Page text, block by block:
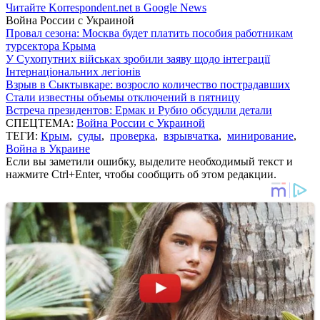
Читайте Korrespondent.net в Google News
Война России с Украиной
Провал сезона: Москва будет платить пособия работникам
турсектора Крыма
У Сухопутних військах зробили заяву щодо інтеграції
Інтернаціональних легіонів
Взрыв в Сыктывкаре: возросло количество пострадавших
Стали известны объемы отключений в пятницу
Встреча президентов: Ермак и Рубио обсудили детали
СПЕЦТЕМА: Война России с Украиной
ТЕГИ: Крым, суды, проверка, взрывчатка, минирование,
Война в Украине
Если вы заметили ошибку, выделите необходимый текст и
нажмите Ctrl+Enter, чтобы сообщить об этом редакции.